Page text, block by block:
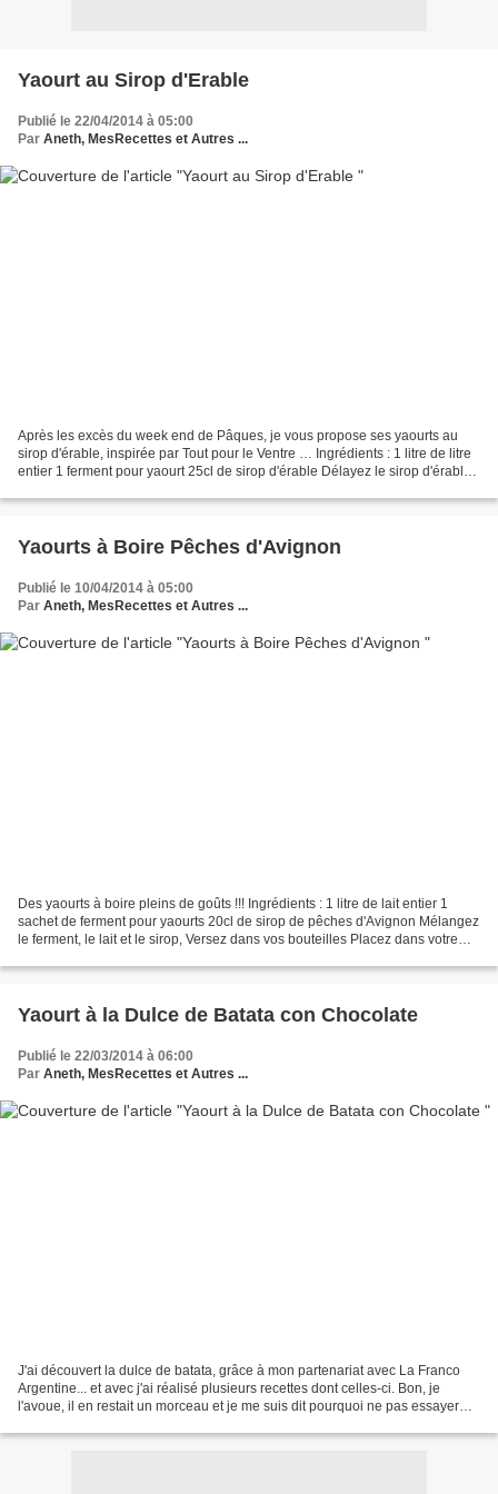
Yaourt au Sirop d'Erable
Publié le 22/04/2014 à 05:00
Par Aneth, MesRecettes et Autres ...
Après les excès du week end de Pâques, je vous propose ses yaourts au
sirop d'érable, inspirée par Tout pour le Ventre … Ingrédients : 1 litre de litre
entier 1 ferment pour yaourt 25cl de sirop d'érable Délayez le sirop d'érable,
Yaourts à Boire Pêches d'Avignon
Publié le 10/04/2014 à 05:00
Par Aneth, MesRecettes et Autres ...
Des yaourts à boire pleins de goûts !!! Ingrédients : 1 litre de lait entier 1
sachet de ferment pour yaourts 20cl de sirop de pêches d'Avignon Mélangez
le ferment, le lait et le sirop, Versez dans vos bouteilles Placez dans votre
Yaourt à la Dulce de Batata con Chocolate
Publié le 22/03/2014 à 06:00
Par Aneth, MesRecettes et Autres ...
J'ai découvert la dulce de batata, grâce à mon partenariat avec La Franco
Argentine... et avec j'ai réalisé plusieurs recettes dont celles-ci. Bon, je
l'avoue, il en restait un morceau et je me suis dit pourquoi ne pas essayer